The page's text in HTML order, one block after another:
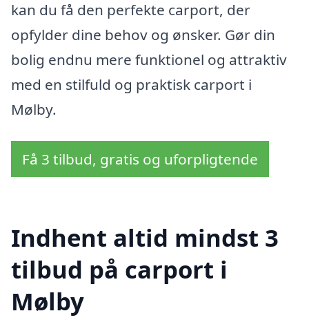
kan du få den perfekte carport, der
opfylder dine behov og ønsker. Gør din
bolig endnu mere funktionel og attraktiv
med en stilfuld og praktisk carport i
Mølby.
Få 3 tilbud, gratis og uforpligtende
Indhent altid mindst 3
tilbud på carport i
Mølby